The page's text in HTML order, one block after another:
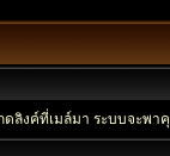
ดลิงค์ที่เมล์มา ระบบจะ